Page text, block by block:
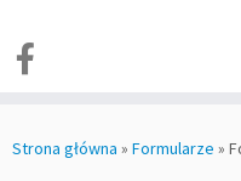
toStrona główna » Formularze »